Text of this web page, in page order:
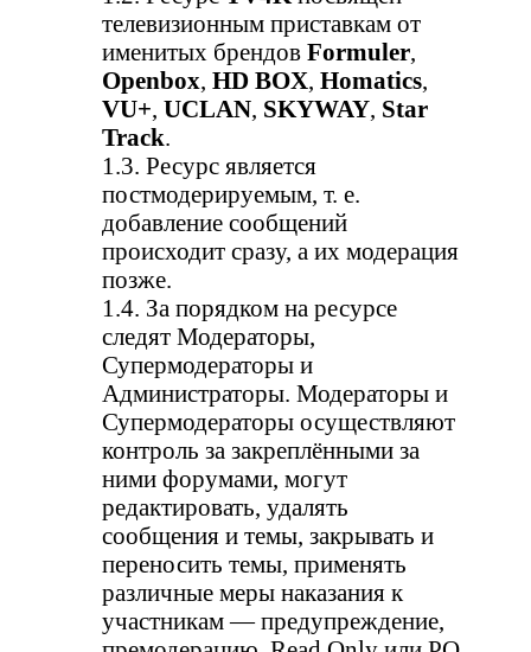
телевизионным приставкам от
именитых брендовFormuler,
Openbox,HD BOX,Homatics,
VU+,UCLAN, SKYWAY, Star
Track.
1.3. Ресурс является
постмодерируемым, т. е.
добавление сообщений
происходит сразу, а их модерация
позже.
1.4. За порядком на ресурсе
следят Модераторы,
Супермодераторы и
Администраторы. Модераторы и
Супермодераторы осуществляют
контроль за закреплёнными за
ними форумами, могут
редактировать, удалять
сообщения и темы, закрывать и
переносить темы, применять
различные меры наказания к
участникам — предупреждение,